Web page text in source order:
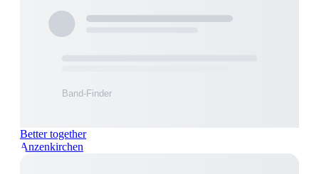
Better together
Anzenkirchen